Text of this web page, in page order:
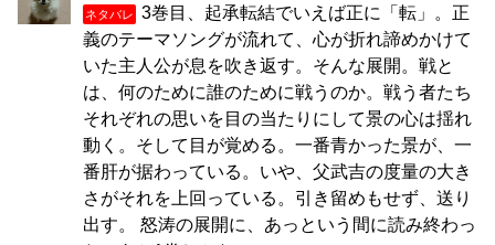
ネタバレ
3巻目、起承転結でいえば正に「転」。正
義のテーマソングが流れて、心が折れ諦めかけて
いた主人公が息を吹き返す。そんな展開。戦と
は、何のために誰のために戦うのか。戦う者たち
それぞれの思いを目の当たりにして景の心は揺れ
動く。そして目が覚める。一番青かった景が、一
番肝が据わっている。いや、父武吉の度量の大き
さがそれを上回っている。引き留めもせず、送り
出す。 怒涛の展開に、あっという間に読み終わっ